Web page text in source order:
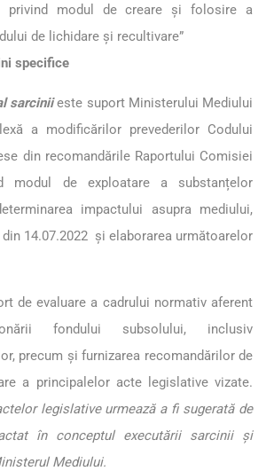
privind modul de creare şi folosire a
de lichidare şi recultivare”
specifice
sarciniieste suport Ministerului Mediului
a modificărilor prevederilor Codului
din recomandările Raportului Comisiei
modul de exploatare a substanțelor
impactului asupra mediului,
din 14.07.2022 și elaborarea următoarelor
de evaluare a cadrului normativ aferent
fondului subsolului, inclusiv
precum și furnizarea recomandărilor de
a principalelor acte legislative vizate.
legislative urmează a fi sugerată de
în conceptul executării sarcinii și
Mediului.